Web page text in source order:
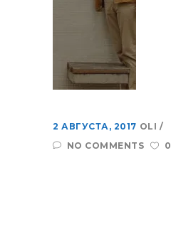
2 АВГУСТА, 2017 OLI
NO COMMENTS
0